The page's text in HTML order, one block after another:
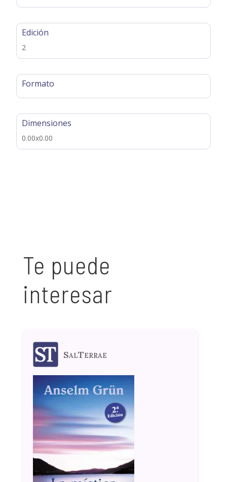
Edición
2
Formato
Dimensiones
0.00x0.00
Te puede
interesar
SalTerrae